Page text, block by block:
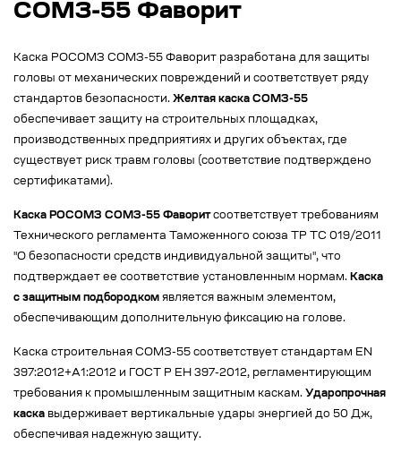
СОМЗ-55 Фаворит
Каска РОСОМЗ СОМЗ-55 Фаворит разработана для защиты
головы от механических повреждений и соответствует ряду
стандартов безопасности. Желтая каска СОМЗ-55
обеспечивает защиту на строительных площадках,
производственных предприятиях и других объектах, где
существует риск травм головы (соответствие подтверждено
сертификатами).
Каска РОСОМЗ СОМЗ-55 Фаворитсоответствует требованиям
Технического регламента Таможенного союза ТР ТС 019/2011
"О безопасности средств индивидуальной защиты", что
подтверждает ее соответствие установленным нормам. Каска
с защитным подбородком является важным элементом,
обеспечивающим дополнительную фиксацию на голове.
Каска строительная СОМЗ-55 соответствует стандартам EN
397:2012+A1:2012 и ГОСТ Р ЕН 397-2012, регламентирующим
требования к промышленным защитным каскам. Ударопрочная
каска выдерживает вертикальные удары энергией до 50 Дж,
обеспечивая надежную защиту.